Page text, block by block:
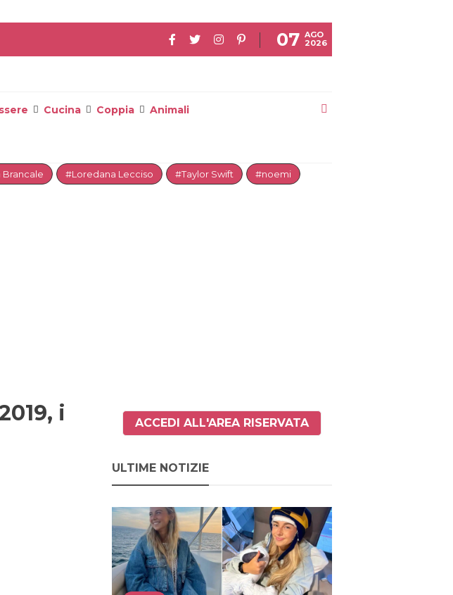
07 AGO
2026
Cucina Coppia Animali
#Loredana Lecciso #Taylor Swift #noemi
i
ACCEDI ALL'AREA RISERVATA
ULTIME NOTIZIE